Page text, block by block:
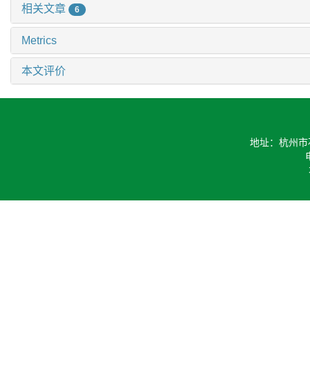
相关文章 6
Metrics
本文评价
地址：杭州